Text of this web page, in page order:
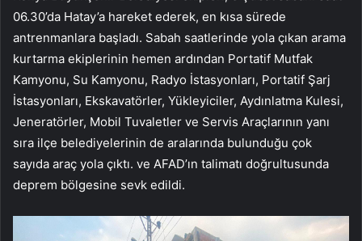
06.30’da Hatay’a hareket ederek, en kısa sürede
antrenmanlara başladı. Sabah saatlerinde yola çıkan arama
kurtarma ekiplerinin hemen ardından Portatif Mutfak
Kamyonu, Su Kamyonu, Radyo İstasyonları, Portatif Şarj
İstasyonları, Ekskavatörler, Yükleyiciler, Aydınlatma Kulesi,
Jeneratörler, Mobil Tuvaletler ve Servis Araçlarının yanı
sıra ilçe belediyelerinin de aralarında bulunduğu çok
sayıda araç yola çıktı. ve AFAD’ın talimatı doğrultusunda
deprem bölgesine sevk edildi.